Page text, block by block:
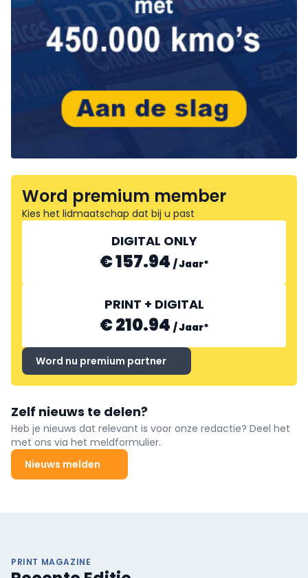
Word premium member
Kies het lidmaatschap dat bij u past
DIGITAL ONLY
€ 157.94 /Jaar*
PRINT + DIGITAL
€ 210.94 /Jaar*
Word nu premium partner
Zelf nieuws te delen?
Heb je nieuws dat relevant is voor onze redactie? Deel het
met ons via het meldformulier.
Nieuws melden
PRINT MAGAZINE